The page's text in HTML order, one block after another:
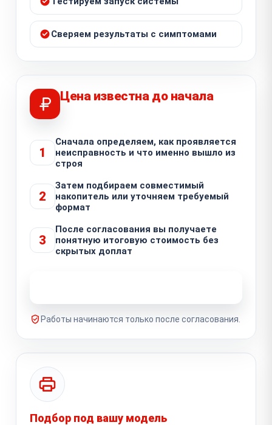
Сверяем результаты с симптомами
Цена известна до начала
1
Сначала определяем, как проявляется
неисправность и что именно вышло из
строя
2
Затем подбираем совместимый
накопитель или уточняем требуемый
формат
3
После согласования вы получаете
понятную итоговую стоимость без
скрытых доплат
Работы начинаются только после согласования.
Подбор под вашу модель